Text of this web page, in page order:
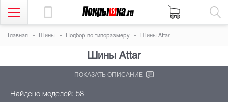
Главная Шины Подбор по типоразмеру Шины Attar
ШиныAttar
ПОКАЗАТЬ ОПИСАНИЕ
Найдено моделей: 58